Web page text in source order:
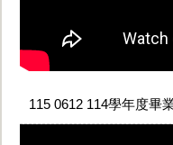
115 0612 114學年度畢